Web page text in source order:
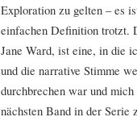
Exploration zu gelten – es
einfachen Definition trotzt.
Jane Ward, ist eine, in die
und die narrative Stimme
durchbrechen war und
nächsten Band in der Serie